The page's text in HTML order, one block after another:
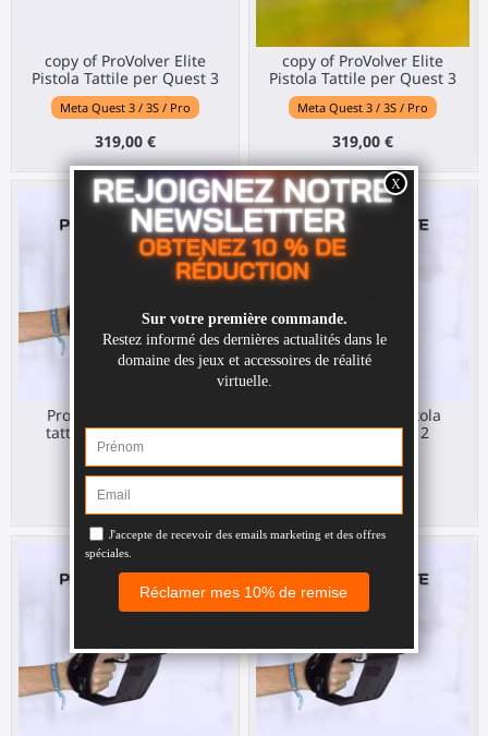
copy of ProVolver Elite
Pistola Tattile per Quest 3
Meta Quest 3 / 3S / Pro
319,00 €
copy of ProVolver Elite
Pistola Tattile per Quest 3
Meta Quest 3 / 3S / Pro
319,00 €
ProVolver Elite Pistola
tattile per Pico 4 Ultra
Pico 4 Ultra
299,00 €
ProVolver Elite Pistola
Tattile per PS VR 2
Sony PS VR2